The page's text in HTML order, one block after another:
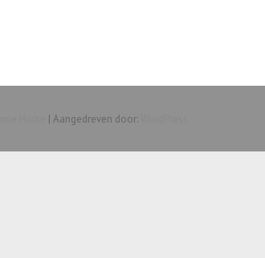
| Aangedreven door: